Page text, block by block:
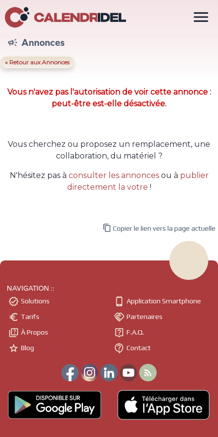
 Annonces
« Retour aux Annonces
Vous n'avez pas l'autorisation de voir cette annonce :
peut-être est-elle désactivée.
Vous cherchez ou proposez un remplacement, une
collaboration, du matériel ?
N'hésitez pas à consulter les annoncesou à publier
directement la votre !

 Copier le lien vers la page actuelle
NAVIGATION ::
 Solutions
 Tarifs
 À Propos
 Blog
 Application Smartphone
 Partenaires
 F.A.Q.
 Contact
